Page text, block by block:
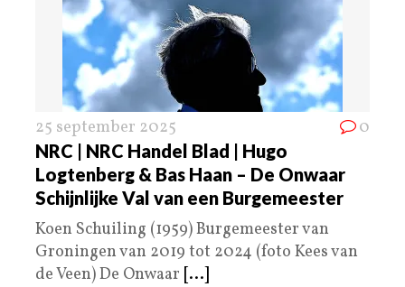
25 september 2025 0
NRC | NRC Handel Blad | Hugo
Logtenberg & Bas Haan – De Onwaar
Schijnlijke Val van een Burgemeester
Koen Schuiling (1959) Burgemeester van
Groningen van 2019 tot 2024 (foto Kees van
de Veen) De Onwaar [...]